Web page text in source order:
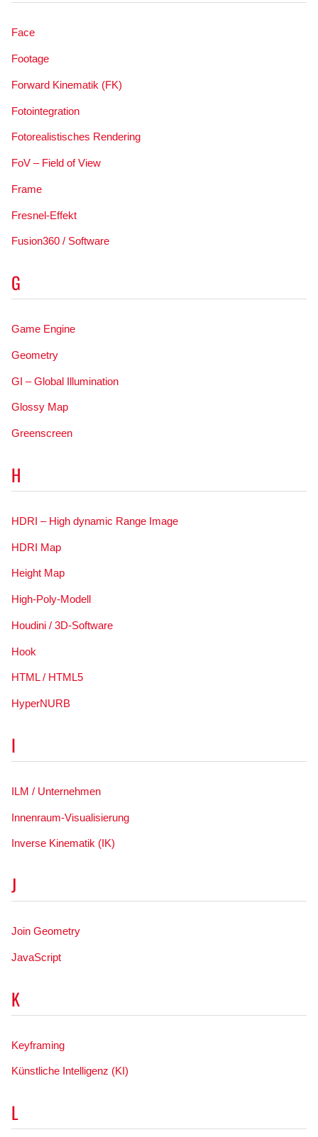
Face
Footage
Forward Kinematik (FK)
Fotointegration
Fotorealistisches Rendering
FoV – Field of View
Frame
Fresnel-Effekt
Fusion360 / Software
G
Game Engine
Geometry
GI – Global Illumination
Glossy Map
Greenscreen
H
HDRI – High dynamic Range Image
HDRI Map
Height Map
High-Poly-Modell
Houdini / 3D-Software
Hook
HTML / HTML5
HyperNURB
I
ILM / Unternehmen
Innenraum-Visualisierung
Inverse Kinematik (IK)
J
Join Geometry
JavaScript
K
Keyframing
Künstliche Intelligenz (KI)
L